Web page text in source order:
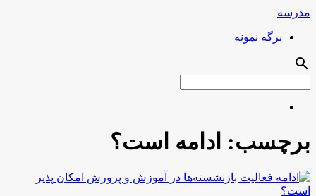
مدرسه
برگه نمونه
search
برچسب: ادامه است؟